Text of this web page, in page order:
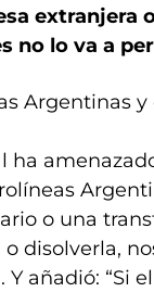
extranjera
no lo va a
Argentinas y
ha
o una
disolverla,
añadió: “Si